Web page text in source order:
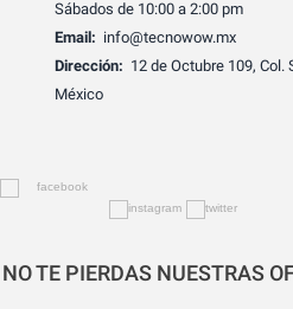
Sábados de 10:00 a 2:00 pm
Email: info@tecnowow.mx
Dirección: 12 de Octubre 109, Col.
México
NO TE PIERDAS NUESTRAS